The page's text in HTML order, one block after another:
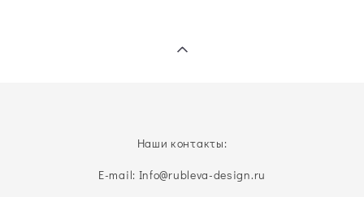
Наши контакты:
E-mail: Info@rubleva-design.ru